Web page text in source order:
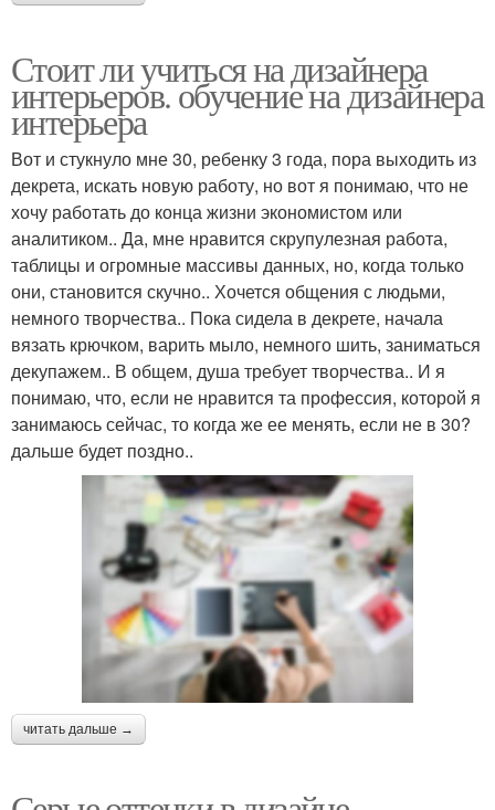
Стоит ли учиться на дизайнера
интерьеров. обучение на дизайнера
интерьера
Вот и стукнуло мне 30, ребенку 3 года, пора выходить из
декрета, искать новую работу, но вот я понимаю, что не
хочу работать до конца жизни экономистом или
аналитиком.. Да, мне нравится скрупулезная работа,
таблицы и огромные массивы данных, но, когда только
они, становится скучно.. Хочется общения с людьми,
немного творчества.. Пока сидела в декрете, начала
вязать крючком, варить мыло, немного шить, заниматься
декупажем.. В общем, душа требует творчества.. И я
понимаю, что, если не нравится та профессия, которой я
занимаюсь сейчас, то когда же ее менять, если не в 30?
дальше будет поздно..
читать дальше →